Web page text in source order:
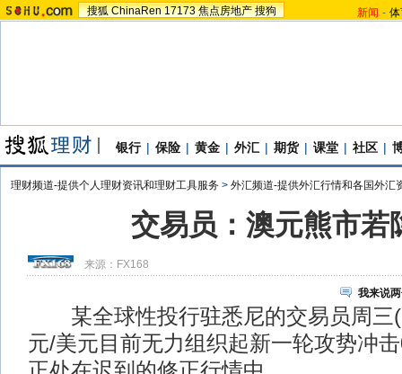
搜狐 ChinaRen 17173 焦点房地产 搜狗 新闻 -
银行 | 保险 | 黄金 | 外汇 | 期货 | 课堂 | 社区 |
理财频道-提供个人理财资讯和理财工具服务 > 外汇频道-提供外汇行情和各国外汇
交易员：澳元熊市若
来源： FX168
我来说
某全球性投行驻悉尼的交易员周三
元/美元目前无力组织起新一轮攻势冲